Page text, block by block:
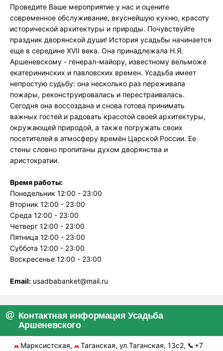
Проведите Ваше мероприятие у нас и оцените
современное обслуживание, вкуснейшую кухню, красоту
исторической архитектуры и природы. Почувствуйте
праздник дворянской души! История усадьбы начинается
еще в середине XVII века. Она принадлежала Н.Я.
Аршеневскому - генерал-майору, известному вельможе
екатерининских и павловских времен. Усадьба имеет
непростую судьбу: она несколько раз переживала
пожары, реконструировалась и перестраивалась.
Сегодня она воссоздана и снова готова принимать
важных гостей и радовать красотой своей архитектуры,
окружающей природой, а также погружать своих
посетителей в атмосферу времён Царской России. Ее
стены словно пропитаны духом дворянства и
аристократии.
Время работы:
Понедельник 12:00 - 23:00
Вторник 12:00 - 23:00
Среда 12:00 - 23:00
Четверг 12:00 - 23:00
Пятница 12:00 - 23:00
Суббота 12:00 - 23:00
Воскресенье 12:00 - 23:00
Email: usadbabanket@mail.ru
Контактная информация Усадьба
Аршеневского
Марксистская, Таганская, ул.Таганская, 13с2,
+7